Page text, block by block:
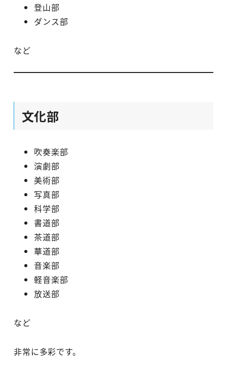
登山部
ダンス部
など
文化部
吹奏楽部
演劇部
美術部
写真部
科学部
書道部
茶道部
華道部
音楽部
軽音楽部
放送部
など
非常に多彩です。